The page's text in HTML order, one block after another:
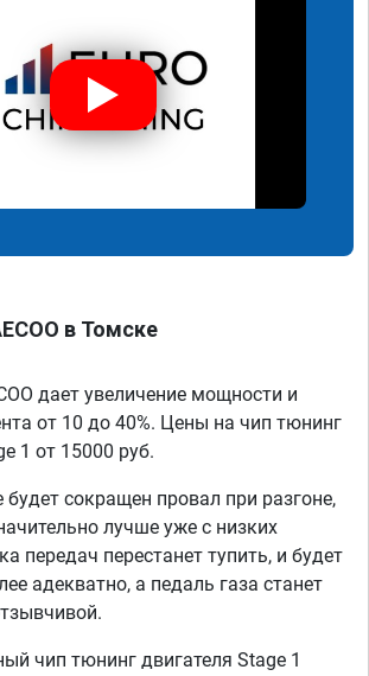
в Томске
дает увеличение мощности и
от 10 до 40%. Цены на чип тюнинг
1 от 15000 руб.
сокращен провал при разгоне,
лучше уже с низких
передач перестанет тупить, и будет
адекватно, а педаль газа станет
чип тюнинг двигателя Stage 1